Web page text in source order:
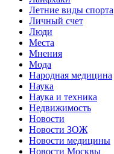
Летние виды спорта
Личный счет
Люди
Места
Мнения
Мода
Народная медицина
Наука
Наука и техника
Недвижимость
Новости
Новости ЗОЖ
Новости медицины
Новости Москвы